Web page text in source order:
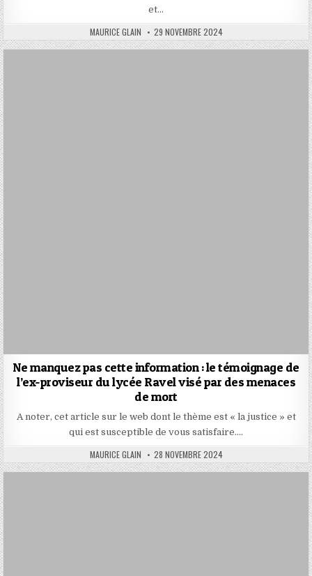
et…
AUTHOR:
MAURICE GLAIN PUBLISHED
DATE:
29 NOVEMBRE 2024
Ne manquez pas cette information : le témoignage de
l’ex-proviseur du lycée Ravel visé par des menaces
de mort
A noter, cet article sur le web dont le thème est « la justice » et
qui est susceptible de vous satisfaire….
AUTHOR:
MAURICE GLAIN PUBLISHED
DATE:
28 NOVEMBRE 2024